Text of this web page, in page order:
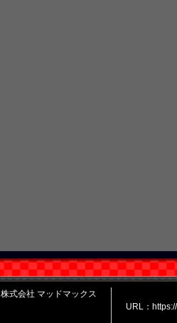
株式会社 マッドマックス
URL：